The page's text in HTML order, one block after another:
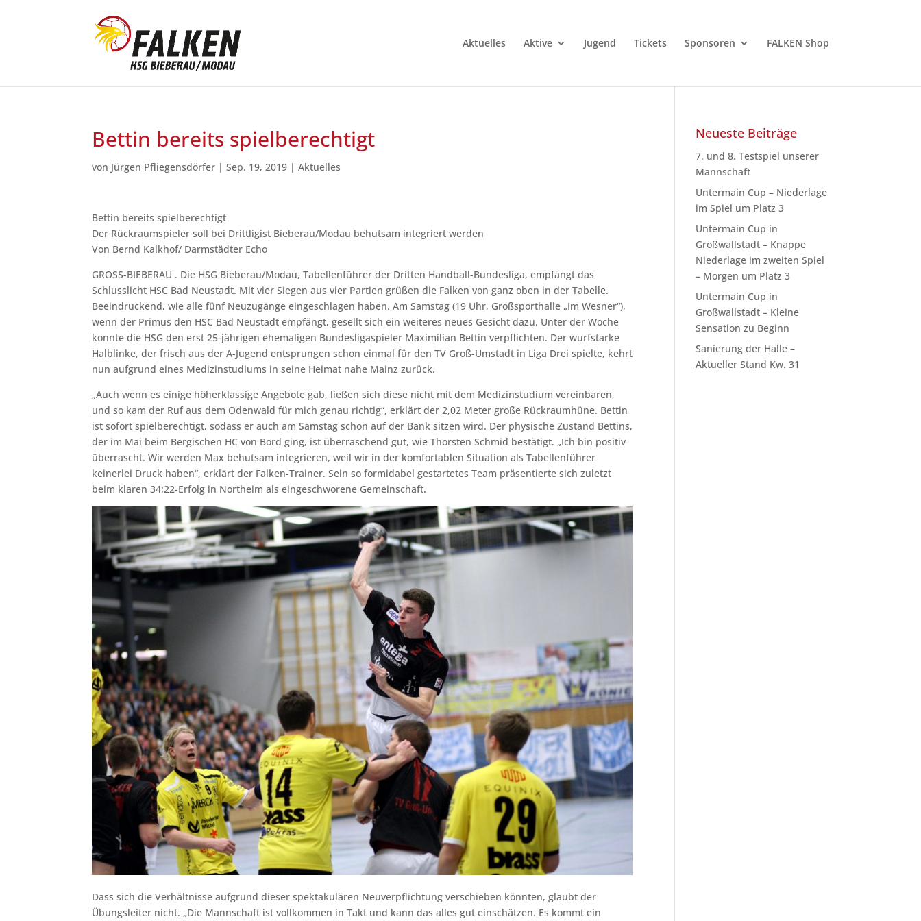
Aktuelles Aktive Jugend Tickets Sponsoren FALKEN Shop
Bettin bereits spielberechtigt
von Jürgen Pfliegensdörfer |Sep. 19, 2019 |Aktuelles
Bettin bereits spielberechtigt
Der Rückraumspieler soll bei Drittligist Bieberau/Modau behutsam integriert werden
Von Bernd Kalkhof/ Darmstädter Echo
GROSS-BIEBERAU . Die HSG Bieberau/Modau, Tabellenführer der Dritten Handball-Bundesliga, empfängt das
Schlusslicht HSC Bad Neustadt. Mit vier Siegen aus vier Partien grüßen die Falken von ganz oben in der Tabelle.
Beeindruckend, wie alle fünf Neuzugänge eingeschlagen haben. Am Samstag (19 Uhr, Großsporthalle „Im Wesner“),
wenn der Primus den HSC Bad Neustadt empfängt, gesellt sich ein weiteres neues Gesicht dazu. Unter der Woche
konnte die HSG den erst 25-jährigen ehemaligen Bundesligaspieler Maximilian Bettin verpflichten. Der wurfstarke
Halblinke, der frisch aus der A-Jugend entsprungen schon einmal für den TV Groß-Umstadt in Liga Drei spielte, kehrt
nun aufgrund eines Medizinstudiums in seine Heimat nahe Mainz zurück.
„Auch wenn es einige höherklassige Angebote gab, ließen sich diese nicht mit dem Medizinstudium vereinbaren,
und so kam der Ruf aus dem Odenwald für mich genau richtig“, erklärt der 2,02 Meter große Rückraumhüne. Bettin
ist sofort spielberechtigt, sodass er auch am Samstag schon auf der Bank sitzen wird. Der physische Zustand Bettins,
der im Mai beim Bergischen HC von Bord ging, ist überraschend gut, wie Thorsten Schmid bestätigt. „Ich bin positiv
überrascht. Wir werden Max behutsam integrieren, weil wir in der komfortablen Situation als Tabellenführer
keinerlei Druck haben“, erklärt der Falken-Trainer. Sein so formidabel gestartetes Team präsentierte sich zuletzt
beim klaren 34:22-Erfolg in Northeim als eingeschworene Gemeinschaft.
Dass sich die Verhältnisse aufgrund dieser spektakulären Neuverpflichtung verschieben könnten, glaubt der
Übungsleiter nicht. „Die Mannschaft ist vollkommen in Takt und kann das alles gut einschätzen. Es kommt ein
Neueste Beiträge
7. und 8. Testspiel unserer
Mannschaft
Untermain Cup – Niederlage
im Spiel um Platz 3
Untermain Cup in
Großwallstadt – Knappe
Niederlage im zweiten Spiel
– Morgen um Platz 3
Untermain Cup in
Großwallstadt – Kleine
Sensation zu Beginn
Sanierung der Halle –
Aktueller Stand Kw. 31